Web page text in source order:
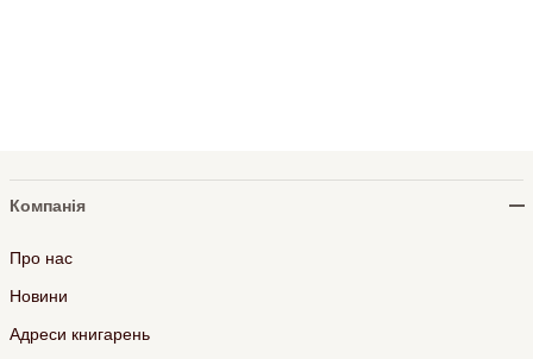
Компанія
Про нас
Новини
Адреси книгарень